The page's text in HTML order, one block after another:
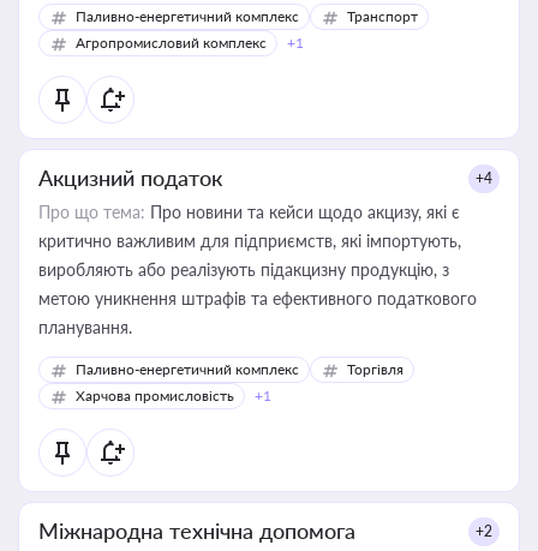
Паливно-енергетичний комплекс
Транспорт
Агропромисловий комплекс
+1
Акцизний податок +4
Про що тема: Про новини та кейси щодо акцизу, які є
критично важливим для підприємств, які імпортують,
виробляють або реалізують підакцизну продукцію, з
метою уникнення штрафів та ефективного податкового
планування.
Паливно-енергетичний комплекс
Торгівля
Харчова промисловість
+1
Міжнародна технічна допомога +2